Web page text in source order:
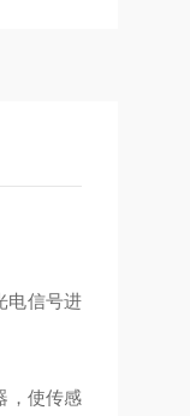
电信号进
，使传感